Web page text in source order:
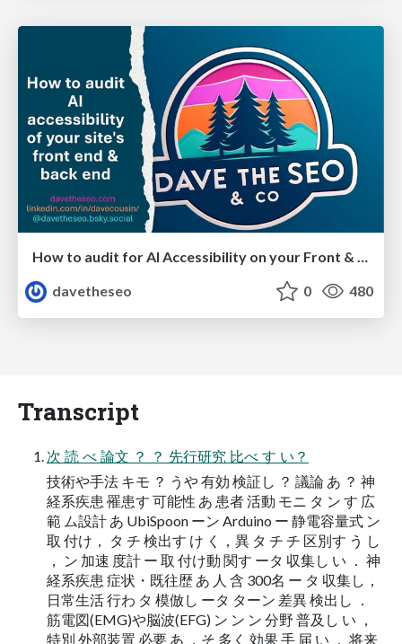
davetheseo
0 480
Transcript
次 読 べ 論文 ？ ？ 先行研究 比べ す い？
技術や手法 キモ ？ うや 有効 検証し ？ 議論 あ ？ 神
経系疾患 罹患す 可能性 あ 患者 活動 モニ タ ン す 広
範 ム設計 あ UbiSpoon ーン Arduino ー 静電容量式 ン
取 付け， タ チ 検出す け く，異 タ チ チ 区別す う し
， ン 加速 度計 ー 取 付け動 関す ータ 収集し い ． 神
経系疾患 症状・既往歴 あ 人 含 300名 ー タ 収集し，
日常生活 行わ タ 模倣し ータ ターン 差異 検出し ．
筋電図(EMG)や脳波(EFG) ン ン ン 分野 普及し い ，
特別 外部装置 必要 あ ，そ 多く 効果 手 届 い ． 将来